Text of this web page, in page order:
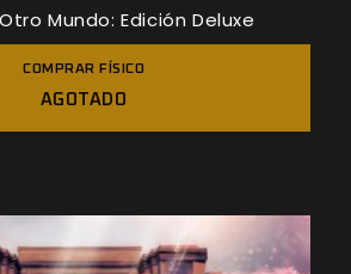
Mundo: Edición Deluxe
COMPRAR FÍSICO
AGOTADO